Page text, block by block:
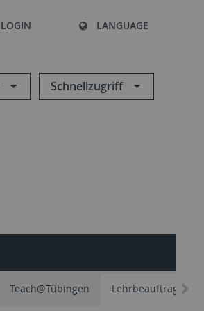
LOGIN LANGUAGE
Schnellzugriff
Teach@Tübingen Lehrbeauftragte